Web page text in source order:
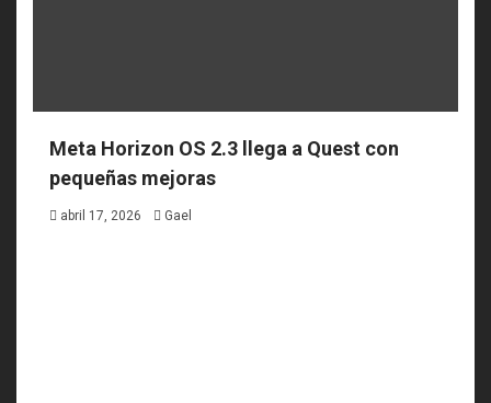
Meta Horizon OS 2.3 llega a Quest con
pequeñas mejoras
abril 17, 2026 Gael